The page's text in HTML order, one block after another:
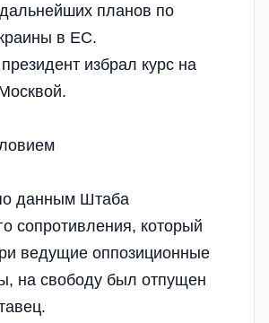
планов по
в ЕС.
избрал курс на
данным Штаба
сопротивления, который
ведущие оппозиционные
на свободу был отпущен